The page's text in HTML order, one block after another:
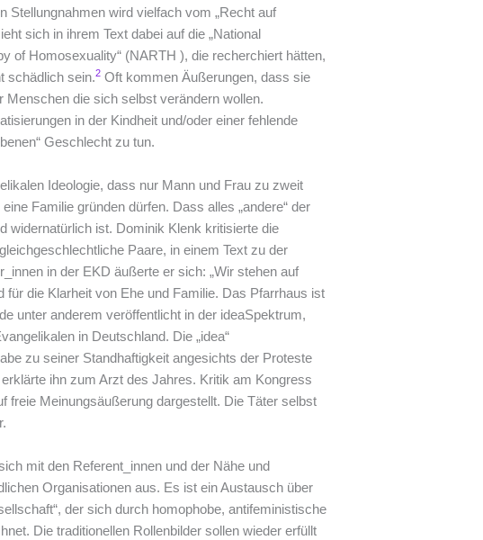
Stellungnahmen wird vielfach vom „Recht auf
sich in ihrem Text dabei auf die „National
of Homosexuality“ (NARTH ), die recherchiert hätten,
schädlich sein.2 Oft kommen Äußerungen, dass sie
Menschen die sich selbst verändern wollen.
in der Kindheit und/oder einer fehlende
Geschlecht zu tun.
Ideologie, dass nur Mann und Frau zu zweit
Familie gründen dürfen. Dass alles „andere“ der
widernatürlich ist. Dominik Klenk kritisierte die
Paare, in einem Text zu der
in der EKD äußerte er sich: „Wir stehen auf
für die Klarheit von Ehe und Familie. Das Pfarrhaus ist
unter anderem veröffentlicht in der ideaSpektrum,
in Deutschland. Die „idea“
zu seiner Standhaftigkeit angesichts der Proteste
ihn zum Arzt des Jahres. Kritik am Kongress
freie Meinungsäußerung dargestellt. Die Täter selbst
mit den Referent_innen und der Nähe und
Organisationen aus. Es ist ein Austausch über
der sich durch homophobe, antifeministische
Die traditionellen Rollenbilder sollen wieder erfüllt